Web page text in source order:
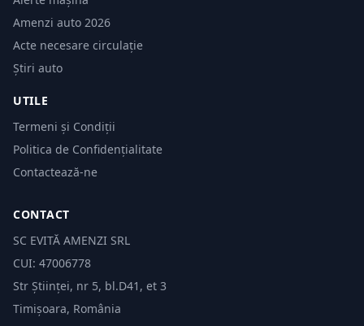
Amenzi auto 2026
Acte necesare circulație
Știri auto
UTILE
Termeni și Condiții
Politica de Confidențialitate
Contactează-ne
CONTACT
SC EVITĂ AMENZI SRL
CUI: 47006778
Str Științei, nr 5, bl.D41, et 3
Timișoara, România